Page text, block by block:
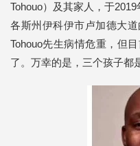
Tohouo）及其家人，于
各斯州伊科伊市卢加德大
Tohouo先生病情危重，但
了。万幸的是，三个孩子都